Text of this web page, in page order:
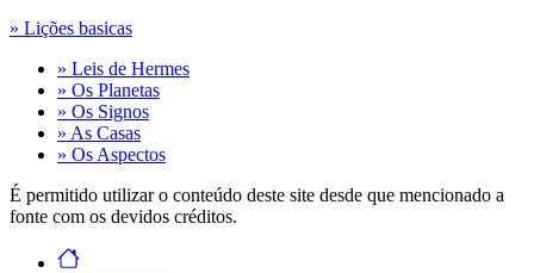
» Lições basicas
» Leis de Hermes
» Os Planetas
» Os Signos
» As Casas
» Os Aspectos
É permitido utilizar o conteúdo deste site desde que mencionado a
fonte com os devidos créditos.